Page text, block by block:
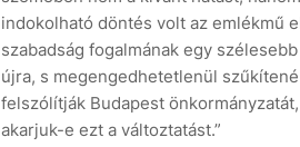
indokolható döntés volt az emlékmű
szabadság fogalmának egy
újra, s megengedhetetlenül
felszólítják Budapest
akarjuk-e ezt a változtatást.”